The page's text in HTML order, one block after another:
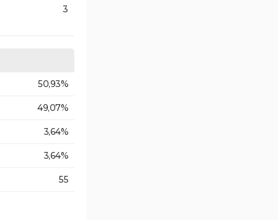
3
50,93%
49,07%
3,64%
3,64%
55